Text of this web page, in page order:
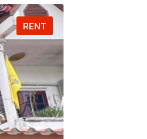
RENT